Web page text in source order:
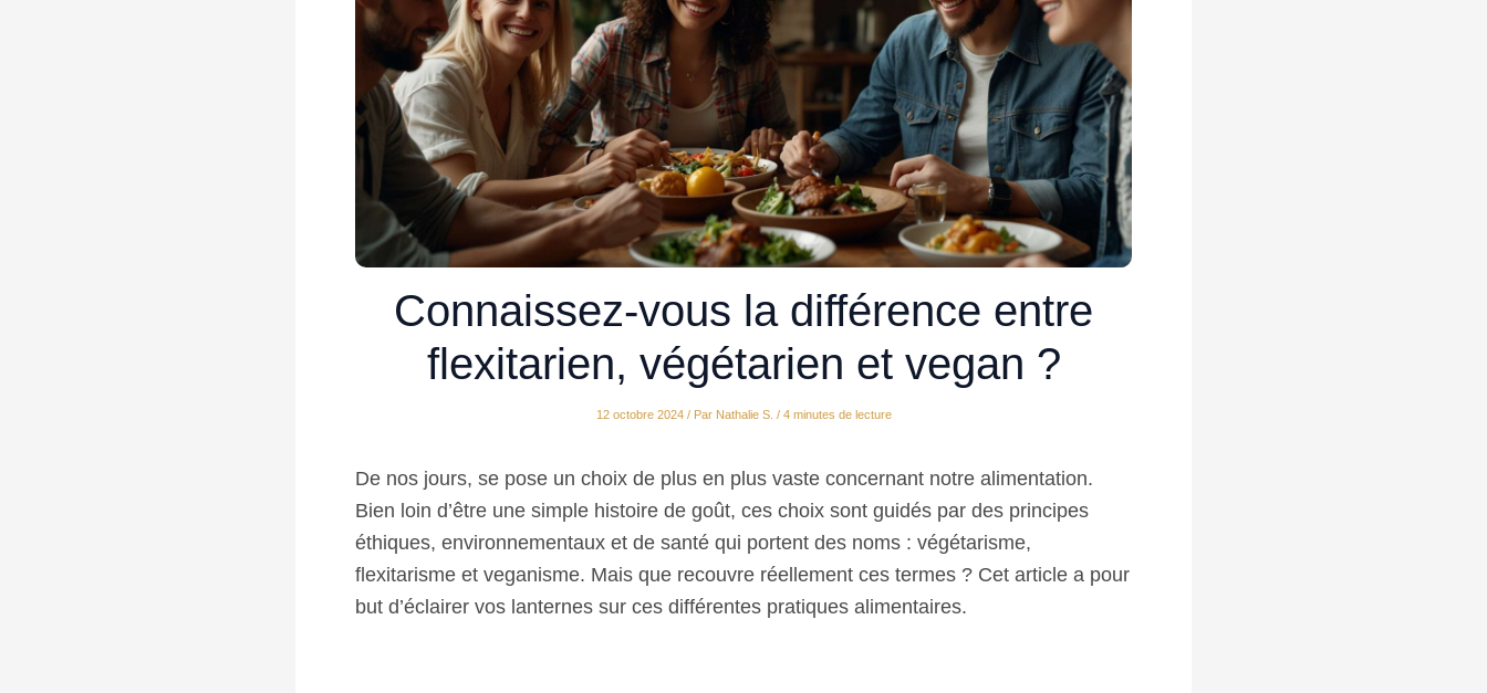
Connaissez-vous la différence entre
flexitarien, végétarien et vegan ?
12 octobre 2024 / Par Nathalie S. / 4 minutes de lecture
De nos jours, se pose un choix de plus en plus vaste concernant notre alimentation.
Bien loin d’être une simple histoire de goût, ces choix sont guidés par des principes
éthiques, environnementaux et de santé qui portent des noms : végétarisme,
flexitarisme et veganisme. Mais que recouvre réellement ces termes ? Cet article a pour
but d’éclairer vos lanternes sur ces différentes pratiques alimentaires.